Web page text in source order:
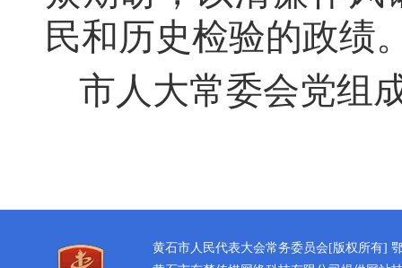
民和历史检验的政绩
市人大常委会党组
黄石市人民代表大会常务委员会[版权所有]